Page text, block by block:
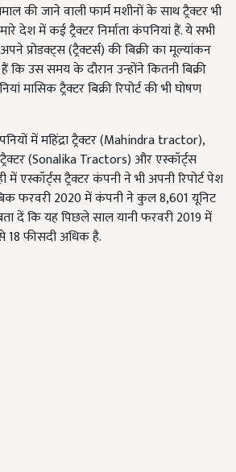
की जाने वाली फार्म मशीनों के साथ ट्रैक्टर भी
देश में कई ट्रैक्टर निर्माता कंपनियां हैं. ये सभी
प्रोडक्ट्स (ट्रैक्टर्स) की बिक्री का मूल्यांकन
कि उस समय के दौरान उन्होंने कितनी बिक्री
मासिक ट्रैक्टर बिक्री रिपोर्ट की भी घोषण
में महिंद्रा ट्रैक्टर (Mahindra tractor),
(Sonalika Tractors) और एस्कॉर्ट्स
में एस्कॉर्ट्स ट्रैक्टर कंपनी ने भी अपनी रिपोर्ट पेश
फरवरी 2020 में कंपनी ने कुल 8,601 यूनिट
दें कि यह पिछले साल यानी फरवरी 2019 में
फीसदी अधिक है.